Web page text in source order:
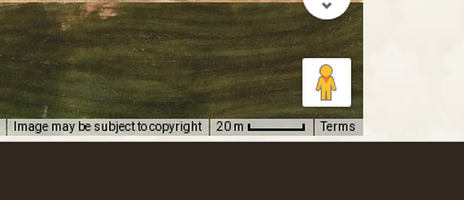
Image may be subject to copyright 20 m Terms